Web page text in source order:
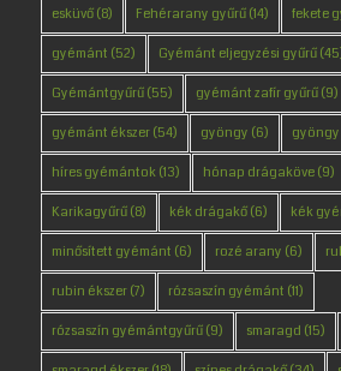
esküvő(8) Fehérarany gyűrű(14) fekete
gyémánt (52) Gyémánt eljegyzési gyűrű
Gyémántgyűrű(55) gyémánt zafír gyűrű(9)
gyémánt ékszer(54) gyöngy (6) gyöngy
híres gyémántok(13) hónap drágaköve(9)
Karikagyűrű(8) kék drágakő(6) kék
minősített gyémánt (6) rozé arany (6)
rubin ékszer(7) rózsaszín gyémánt (11)
rózsaszín gyémántgyűrű(9) smaragd (15)